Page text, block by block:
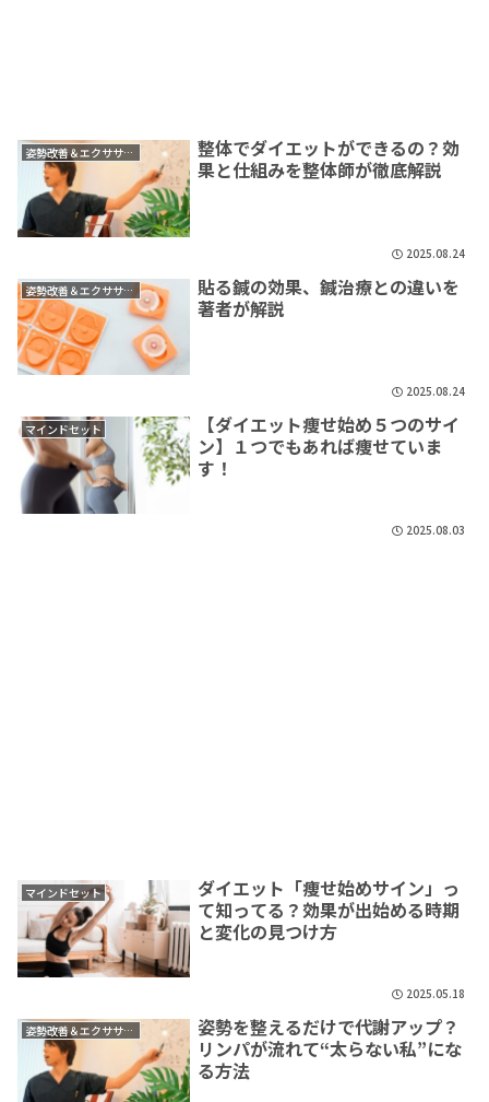
姿勢改善＆エクササイズ
整体でダイエットができるの？効
果と仕組みを整体師が徹底解説
2025.08.24
姿勢改善＆エクササイズ
貼る鍼の効果、鍼治療との違いを
著者が解説
2025.08.24
マインドセット
【ダイエット痩せ始め５つのサイ
ン】１つでもあれば痩せていま
す！
2025.08.03
マインドセット
ダイエット「痩せ始めサイン」っ
て知ってる？効果が出始める時期
と変化の見つけ方
2025.05.18
姿勢改善＆エクササイズ
姿勢を整えるだけで代謝アップ？
リンパが流れて“太らない私”にな
る方法